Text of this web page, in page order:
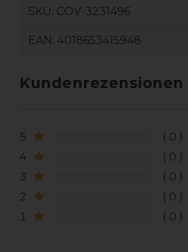
SKU: COV-3231496
EAN: 4018653415948
Kundenrezensionen
5
0
4
0
3
0
2
0
1
0